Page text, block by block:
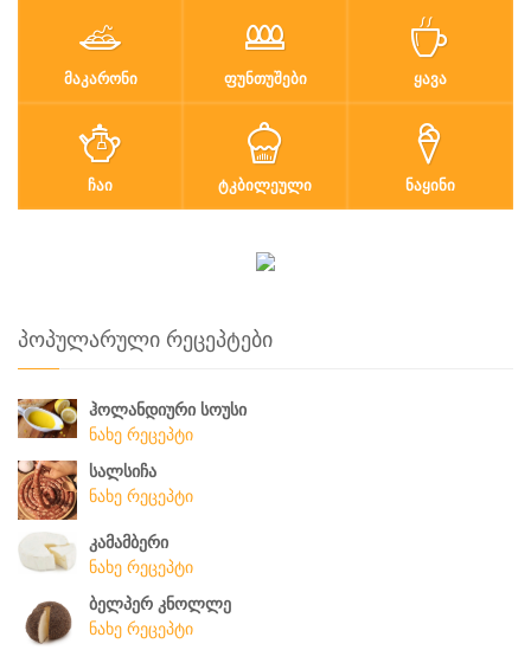
ᲛᲐᲙᲐᲠᲝᲜᲘ ᲤᲣᲜᲗᲣᲨᲔᲑᲘ ᲧᲐᲕᲐ
ᲩᲐᲘ ᲢᲙᲑᲘᲚᲔᲣᲚᲘ ᲜᲐᲧᲘᲜᲘ
პოპულარული რეცეპტები
ჰოლანდიური სოუსი
ნახე რეცეპტი
სალსიჩა
ნახე რეცეპტი
კამამბერი
ნახე რეცეპტი
ბელპერ კნოლლე
ნახე რეცეპტი